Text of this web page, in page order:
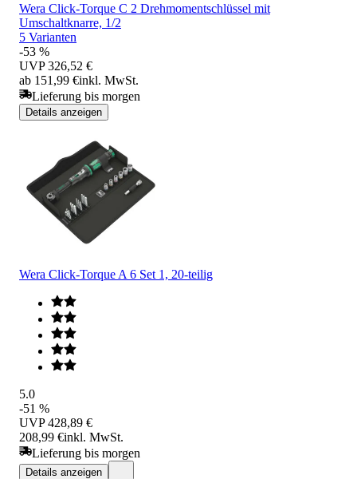
Wera Click-Torque C 2 Drehmomentschlüssel mit
Umschaltknarre, 1/2
5 Varianten
-53 %
UVP 326,52 €
ab 151,99 €inkl. MwSt.
Lieferung bis morgen
Details anzeigen
Wera Click-Torque A 6 Set 1, 20-teilig
5.0
-51 %
UVP 428,89 €
208,99 €inkl. MwSt.
Lieferung bis morgen
Details anzeigen